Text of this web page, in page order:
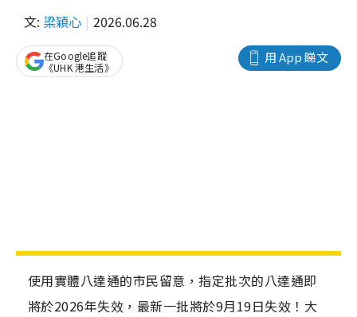
文: 梁穎心 2026.06.28
用 App 睇文
在Google追蹤
《UHK 港生活》
使用實體八達通的市民留意，指定批次的八達通即
將於2026年失效，最新一批將於9月19日失效！大